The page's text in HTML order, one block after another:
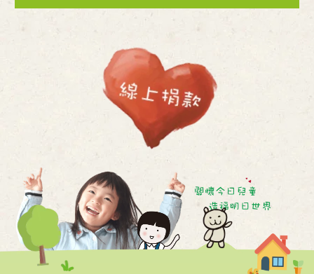
身心障礙兒童家庭支持協助據點-親子
公告【2020南台南家扶認養人與認養
兒童相見歡活動-取消辦理】
【南台南家扶展翼少年棒壘隊】⚾️
JAX BASEBALL SCHOOL⚾️二刀流強
台南市成功大學校友會贈書見面會
2020 / 08 / 29 南台南中心第15屆釣竿方案
2020 / 08 / 18
🌱小綠芽課輔班手作衣feat. 濤人絹印
手做🌱
2020 / 08 / 12
邀請您加入2020秋季助學行動